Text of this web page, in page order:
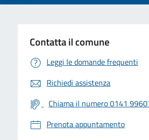
Contatta il comune
Leggi le domande frequenti
Richiedi assistenza
Chiama il numero 0141
Prenota appuntamento